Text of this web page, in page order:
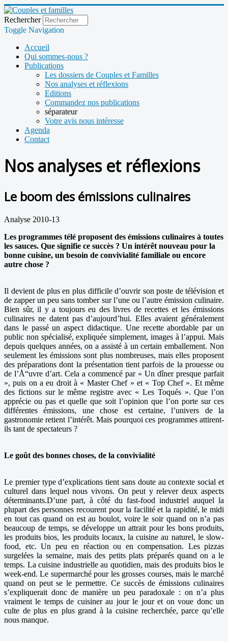
Rechercher
Toggle Navigation
Accueil
Qui sommes-nous ?
Publications
Les dossiers de Couples et Familles
Nos analyses et réflexions
Editions
Commandez nos publications
séparateur
Votre avis nous intéresse
Agenda
Contact
Nos analyses et réflexions
Le boom des émissions culinaires
Analyse 2010-13
Les programmes télé proposent des émissions culinaires à toutes
les sauces. Que signifie ce succès ? Un intérêt nouveau pour la
bonne cuisine, un besoin de convivialité familiale ou encore
autre chose ?
Il devient de plus en plus difficile d’ouvrir son poste de télévision et
de zapper un peu sans tomber sur l’une ou l’autre émission culinaire.
Bien sûr, il y a toujours eu des livres de recettes et les émissions
culinaires ne datent pas d’aujourd’hui. Elles avaient généralement
dans le passé un aspect didactique. Une recette abordable par un
public non spécialisé, expliquée simplement, images à l’appui. Mais
depuis quelques années, on a assisté à un certain emballement. Non
seulement les émissions sont plus nombreuses, mais elles proposent
des préparations dont la présentation tient parfois de la prouesse ou
de l’Å“uvre d’art. Cela a commencé par « Un dîner presque parfait
», puis on a eu droit à « Master Chef » et « Top Chef ». Et même
des fictions sur le même registre avec « Les Toqués ». Que l’on
apprécie ou pas et quelle que soit l’opinion que l’on porte sur ces
différentes émissions, une chose est certaine, l’univers de la
gastronomie retient l’intérêt. Mais pourquoi ces programmes attirent-
ils tant de spectateurs ?
Le goût des bonnes choses, de la convivialité
Le premier type d’explications tient sans doute au contexte social et
culturel dans lequel nous vivons. On peut y relever deux aspects
déterminants.D’une part, à côté du fast-food industriel auquel la
plupart des personnes recourent pour la facilité et la rapidité, le midi
en tout cas quand on est au boulot, voire le soir quand on n’a pas
beaucoup de temps, se développe un attrait pour les bons produits,
les produits bios, les produits locaux, la cuisine au naturel, le slow-
food, etc. Un peu en réaction ou en compensation. Les pizzas
surgelées la semaine, mais des petits plats préparés quand on a le
temps. La cuisine industrielle au quotidien, mais des produits bios le
week-end. Le supermarché pour les grosses courses, mais le marché
quand on peut se le permettre. Ce succès de émissions culinaires
s’expliquerait donc de manière un peu paradoxale : on n’a plus
vraiment le temps de cuisiner au jour le jour et on voue donc un
culte de plus en plus grand à la cuisine recherchée, parce qu’elle
nous manque.